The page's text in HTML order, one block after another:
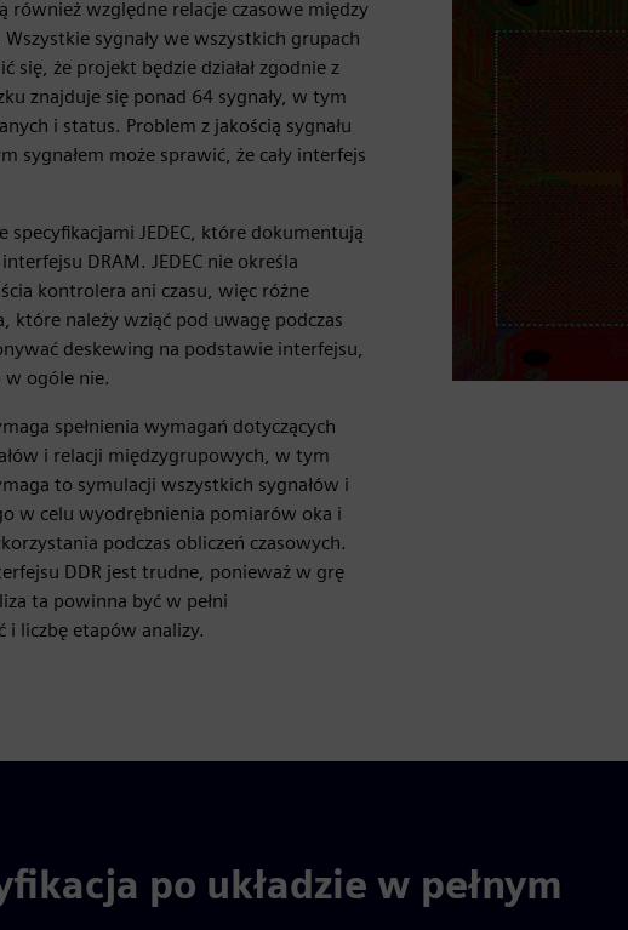
również względne relacje czasowe między
sygnały we wszystkich grupach
się, że projekt będzie działał zgodnie z
znajduje się ponad 64 sygnały, w tym
i status. Problem z jakością sygnału
sygnałem może sprawić, że cały interfejs
specyfikacjami JEDEC, które dokumentują
DRAM. JEDEC nie określa
kontrolera ani czasu, więc różne
które należy wziąć pod uwagę podczas
deskewing na podstawie interfejsu,
ogóle nie.
spełnienia wymagań dotyczących
i relacji międzygrupowych, w tym
to symulacji wszystkich sygnałów i
w celu wyodrębnienia pomiarów oka i
podczas obliczeń czasowych.
DDR jest trudne, ponieważ w grę
ta powinna być w pełni
i liczbę etapów analizy.
po układzie w pełnym